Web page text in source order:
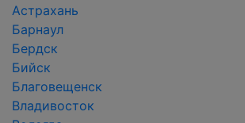
Астрахань
Барнаул
Бердск
Бийск
Благовещенск
Владивосток